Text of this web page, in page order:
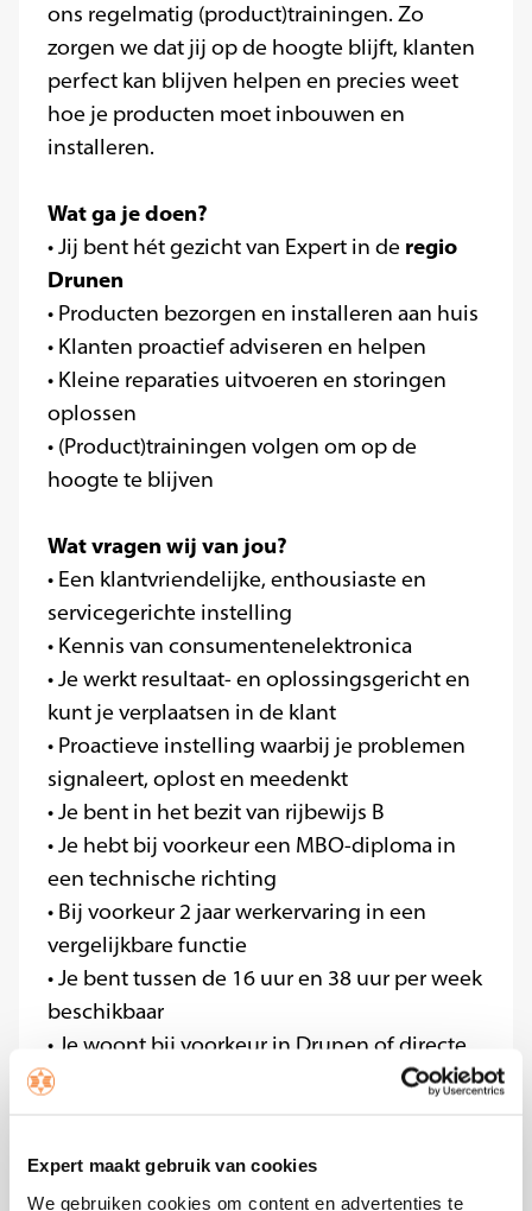
Expert maakt gebruik van cookies
We gebruiken cookies om content en advertenties te
ons regelmatig (product)trainingen. Zo
zorgen we dat jij op de hoogte blijft, klanten
perfect kan blijven helpen en precies weet
hoe je producten moet inbouwen en
installeren.
Wat ga je doen?
• Jij bent hét gezicht van Expert in de regio
Drunen
• Producten bezorgen en installeren aan huis
• Klanten proactief adviseren en helpen
• Kleine reparaties uitvoeren en storingen
oplossen
• (Product)trainingen volgen om op de
hoogte te blijven
Wat vragen wij van jou?
• Een klantvriendelijke, enthousiaste en
servicegerichte instelling
• Kennis van consumentenelektronica
• Je werkt resultaat- en oplossingsgericht en
kunt je verplaatsen in de klant
• Proactieve instelling waarbij je problemen
signaleert, oplost en meedenkt
• Je bent in het bezit van rijbewijs B
• Je hebt bij voorkeur een MBO-diploma in
een technische richting
• Bij voorkeur 2 jaar werkervaring in een
vergelijkbare functie
• Je bent tussen de 16 uur en 38 uur per week
beschikbaar
• Je woont bij voorkeur in Drunen of directe
omgeving
• Een zelfstandige en afwisselende baan waar